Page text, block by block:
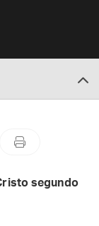
segundo